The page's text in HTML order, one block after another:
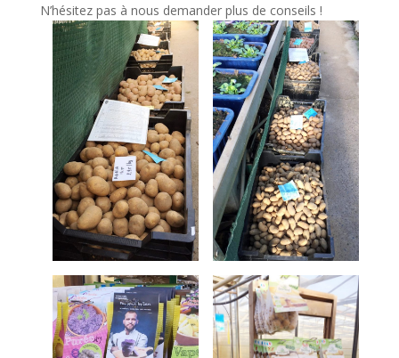
N’hésitez pas à nous demander plus de conseils !